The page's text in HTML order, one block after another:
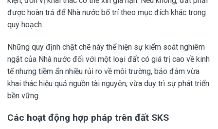
được hoàn trả để Nhà nước bố trí theo mục đích khác trong
quy hoạch.
Những quy định chặt chẽ này thể hiện sự kiểm soát nghiêm
ngặt của Nhà nước đối với một loại đất có giá trị cao về kinh
tế nhưng tiềm ẩn nhiều rủi ro về môi trường, bảo đảm vừa
khai thác hiệu quả nguồn tài nguyên, vừa duy trì sự phát triển
bền vững.
Các hoạt động hợp pháp trên đất SKS